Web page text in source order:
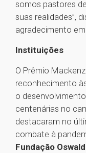
somos pastores
suas realidades”,
agradecimento
Instituições
O Prêmio
reconhecimento
o
centenárias no
destacaram no
combate à
Fundação